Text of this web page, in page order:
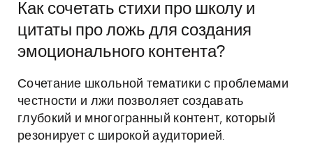
Как сочетать стихи про школу и
цитаты про ложь для создания
эмоционального контента?
Сочетание школьной тематики с проблемами
честности и лжи позволяет создавать
глубокий и многогранный контент, который
резонирует с широкой аудиторией.